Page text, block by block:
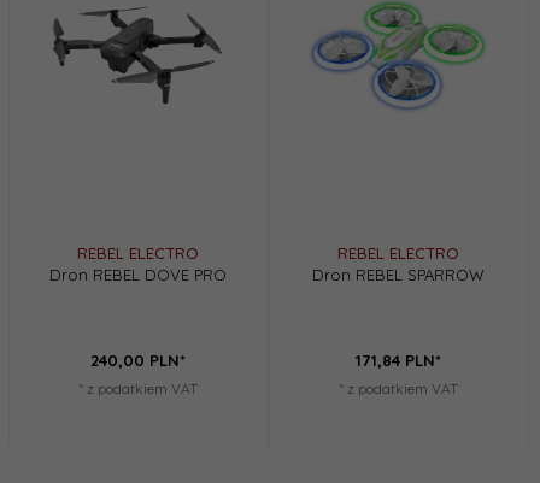
REBEL ELECTRO
Dron REBEL DOVE PRO
240,00 PLN*
* z podatkiem VAT
REBEL ELECTRO
Dron REBEL SPARROW
171,84 PLN*
* z podatkiem VAT